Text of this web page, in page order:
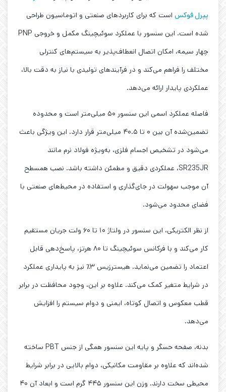
پپرل فوکس است که برای کاربردهای صنعتی و اتوماسیون طراحی
شده است. این سنسور با عملکرد سوئیچینگ مکمل و خروجی PNP
چهار سیمه، امکان اتصال انعطاف‌پذیر به سیستم‌های کنترلی
مختلف را فراهم می‌کند و در فرآیندهای تولیدی با نیاز به دقت بالا،
عملکردی پایدار ارائه می‌دهد.
فاصله عملکرد اسمی این سنسور ۵۰ میلی‌متر است و محدوده
تضمین‌شده آن بین ۰ تا ۴۰.۵ میلی‌متر قرار دارد. این ویژگی باعث
می‌شود در تشخیص اجسام فلزی، به‌ویژه فولاد نرم مانند
SR235JR، عملکردی دقیق و مطمئن داشته باشد. نصب همسطح
آن موجب سهولت در جای‌گذاری و استفاده در محیط‌های صنعتی با
فضای محدود می‌شود.
از نظر الکتریکی، این سنسور در ولتاژ ۱۰ تا ۶۰ ولت جریان مستقیم
کار می‌کند و با فرکانس سوئیچینگ تا ۸۰ هرتز، پاسخ‌دهی قابل
اعتماد را تضمین می‌نماید. هیسترزیس ۳٪ نیز به پایداری عملکرد
در شرایط متغیر کمک می‌کند. علاوه بر این، وجود محافظت در برابر
قطب معکوس و اتصال کوتاه، ایمنی و دوام سیستم را افزایش
می‌دهد.
بدنه، صفحه حسگر و پایه این سنسور همگی از جنس PBT ساخته
شده‌اند که علاوه بر مقاومت مکانیکی، دوام بالایی در برابر شرایط
محیطی سخت دارند. وزن این سنسور ۴۴۵ گرم است و ابعاد آن ۴۰